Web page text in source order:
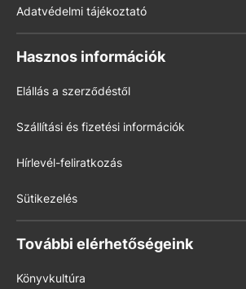
Adatvédelmi tájékoztató
Hasznos információk
Elállás a szerződéstől
Szállítási és fizetési információk
Hírlevél-feliratkozás
Sütikezelés
További elérhetőségeink
Könyvkultúra